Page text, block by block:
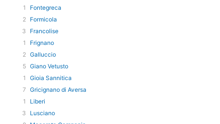
1
Fontegreca
2 Formicola
3
Francolise
1
Frignano
2 Galluccio
5 Giano Vetusto
1
Gioia Sannitica
7 Gricignano di Aversa
1
Liberi
3
Lusciano